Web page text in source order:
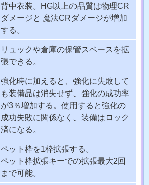
背中衣装。HG以上の品質は物理CR
ダメージと 魔法CRダメージが増加
する。
リュックや倉庫の保管スペースを拡
張できる。
強化時に加えると、強化に失敗して
も装備品は消失せず、強化の成功率
が3％増加する。使用すると強化の
成功失敗に関係なく、装備はロック
済になる。
ペット枠を1枠拡張する。
ペット枠拡張キーでの拡張最大2回
まで可能。